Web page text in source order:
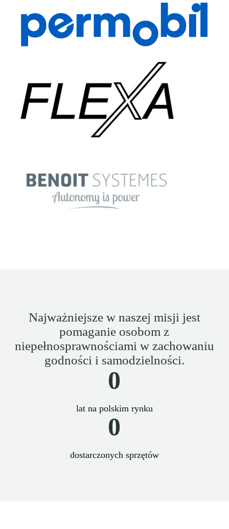
Najważniejsze w naszej misji jest
pomaganie osobom z
niepełnosprawnościami w zachowaniu
godności i samodzielności.
0
lat na polskim rynku
0
dostarczonych sprzętów